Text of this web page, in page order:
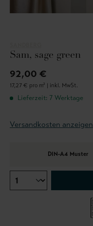
Sam, sage green
92,00 €
17,27 € pro m² | inkl. MwSt.
Lieferzeit: 7 Werktage
Versandkosten anzeigen
DIN-A4 Muster